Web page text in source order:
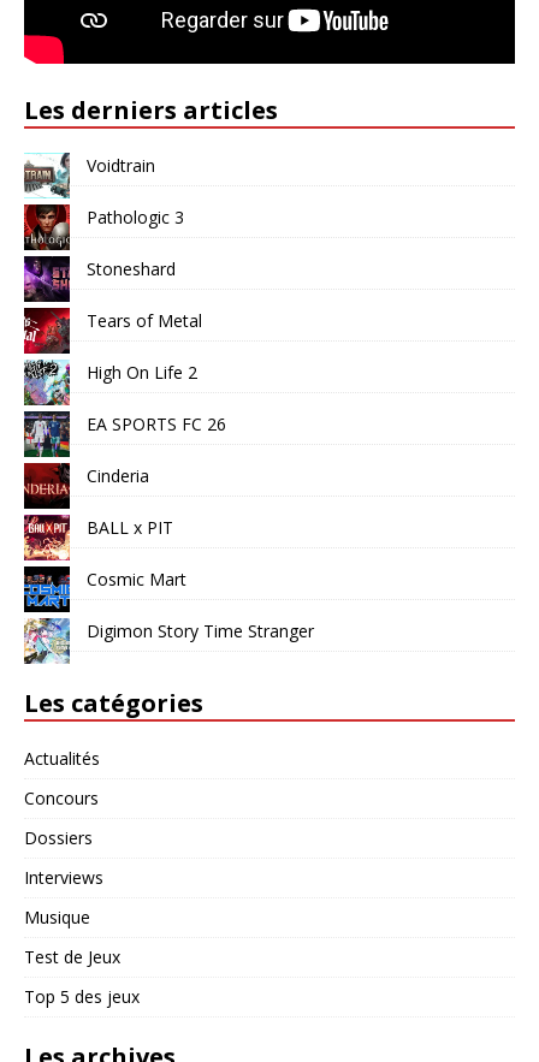
Les derniers articles
Voidtrain
Pathologic 3
Stoneshard
Tears of Metal
High On Life 2
EA SPORTS FC 26
Cinderia
BALL x PIT
Cosmic Mart
Digimon Story Time Stranger
Les catégories
Actualités
Concours
Dossiers
Interviews
Musique
Test de Jeux
Top 5 des jeux